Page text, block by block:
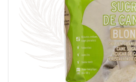
En cochant cette case, je donne
markal utilise les données saisies
pour traiter et afficher le nom
commentaire de manière publique
plus d'informations sur le
consulter la page des mentions